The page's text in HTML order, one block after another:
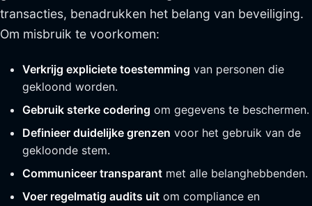
transacties, benadrukken het belang van beveiliging.
Om misbruik te voorkomen:
Verkrijg expliciete toestemming van personen die
gekloond worden.
Gebruik sterke codering om gegevens te beschermen.
Definieer duidelijke grenzen voor het gebruik van de
gekloonde stem.
Communiceer transparant met alle belanghebbenden.
Voer regelmatig audits uit om compliance en